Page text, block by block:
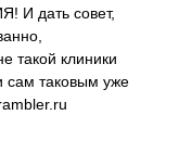
И дать совет,
такой клиники
сам таковым уже